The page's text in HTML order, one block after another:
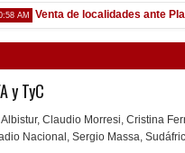
Venta de localidades ante
y TyC
Albistur, Claudio Morresi, Cristina
Nacional , Sergio Massa,